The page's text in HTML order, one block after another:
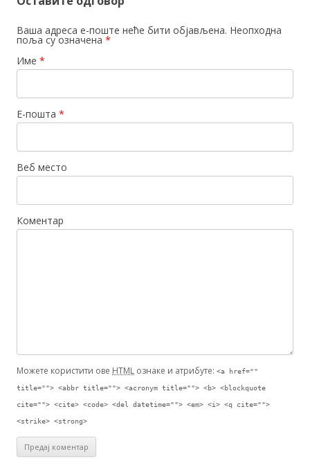
Ваша адреса е-поште неће бити објављена. Неопходна
поља су означена *
Име *
Е-пошта *
Веб место
Коментар
Можете користити ове HTML ознаке и атрибуте: <a href=""
title=""> <abbr title=""> <acronym title=""> <b> <blockquote
cite=""> <cite> <code> <del datetime=""> <em> <i> <q cite="">
<strike> <strong>